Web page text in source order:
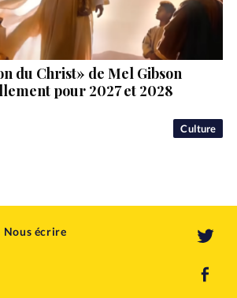
Culture
du Christ» de Mel Gibson
pour 2027 et 2028
Nous écrire